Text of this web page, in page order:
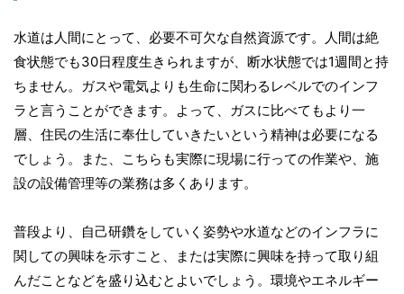
水道は人間にとって、必要不可欠な自然資源です。人間は絶
食状態でも30日程度生きられますが、断水状態では1週間と持
ちません。ガスや電気よりも生命に関わるレベルでのインフ
ラと言うことができます。よって、ガスに比べてもより一
層、住民の生活に奉仕していきたいという精神は必要になる
でしょう。また、こちらも実際に現場に行っての作業や、施
設の設備管理等の業務は多くあります。
普段より、自己研鑽をしていく姿勢や水道などのインフラに
関しての興味を示すこと、または実際に興味を持って取り組
んだことなどを盛り込むとよいでしょう。環境やエネルギー